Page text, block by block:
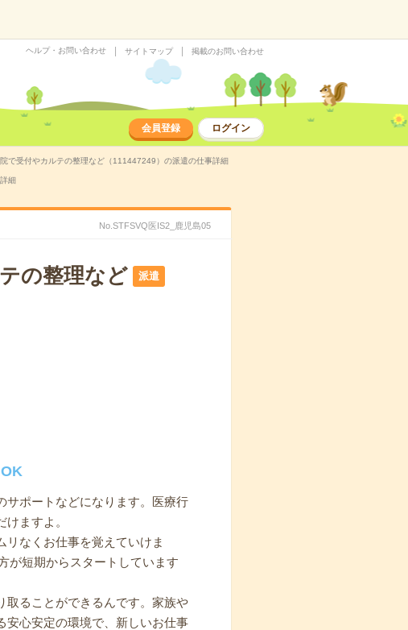
ヘルプ・お問い合わせ サイトマップ 掲載のお問い合わせ
会員登録 ログイン
で受付やカルテの整理など（111447249）の派遣の仕事詳細
細
No.STFSVQ医IS2_鹿児島05
の整理など 派遣
サポートなどになります。医療行
ますよ。
リなくお仕事を覚えていけま
が短期からスタートしています
取ることができるんです。家族や
心安定の環境で、新しいお仕事